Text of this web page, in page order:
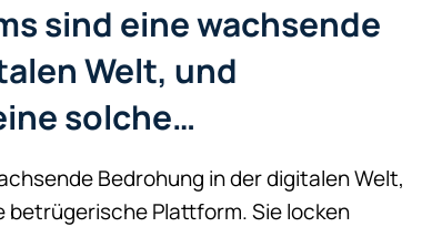
sind eine wachsende
Welt, und
solche…
Bedrohung in der digitalen Welt,
Plattform. Sie locken